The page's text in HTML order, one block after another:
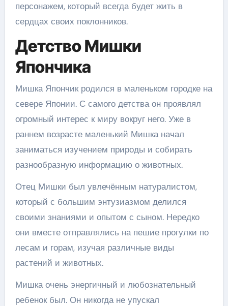
персонажем, который всегда будет жить в
сердцах своих поклонников.
Детство Мишки
Япончика
Мишка Япончик родился в маленьком городке на
севере Японии. С самого детства он проявлял
огромный интерес к миру вокруг него. Уже в
раннем возрасте маленький Мишка начал
заниматься изучением природы и собирать
разнообразную информацию о животных.
Отец Мишки был увлечённым натуралистом,
который с большим энтузиазмом делился
своими знаниями и опытом с сыном. Нередко
они вместе отправлялись на пешие прогулки по
лесам и горам, изучая различные виды
растений и животных.
Мишка очень энергичный и любознательный
ребенок был. Он никогда не упускал